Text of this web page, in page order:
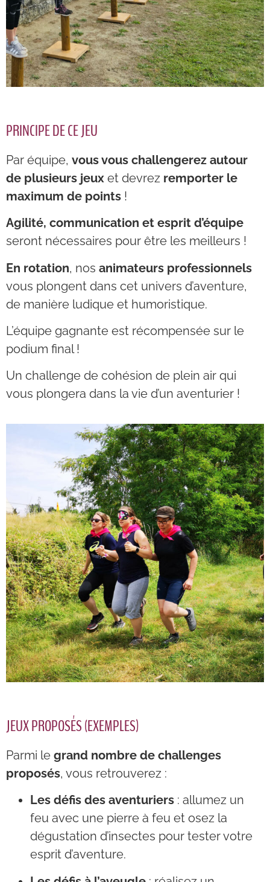
PRINCIPE DE CE JEU
Par équipe, vous vous challengerez autour
de plusieurs jeux et devrez remporter le
maximum de points !
Agilité, communication et esprit d’équipe
seront nécessaires pour être les meilleurs !
En rotation, nos animateurs professionnels
vous plongent dans cet univers d’aventure,
de manière ludique et humoristique.
L’équipe gagnante est récompensée sur le
podium final !
Un challenge de cohésion de plein air qui
vous plongera dans la vie d’un aventurier !
JEUX PROPOSÉS (EXEMPLES)
Parmi le grand nombre de challenges
proposés, vous retrouverez :
Les défis des aventuriers : allumez un
feu avec une pierre à feu et osez la
dégustation d’insectes pour tester votre
esprit d’aventure.